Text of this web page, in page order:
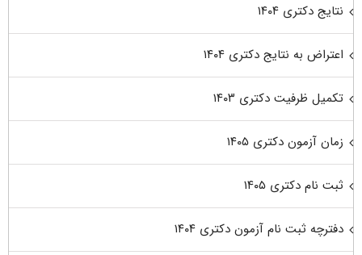
نتایج دکتری ۱۴۰۴
اعتراض به نتایج دکتری ۱۴۰۴
تکمیل ظرفیت دکتری ۱۴۰۳
زمان آزمون دکتری ۱۴۰۵
ثبت نام دکتری ۱۴۰۵
دفترچه ثبت نام آزمون دکتری ۱۴۰۴